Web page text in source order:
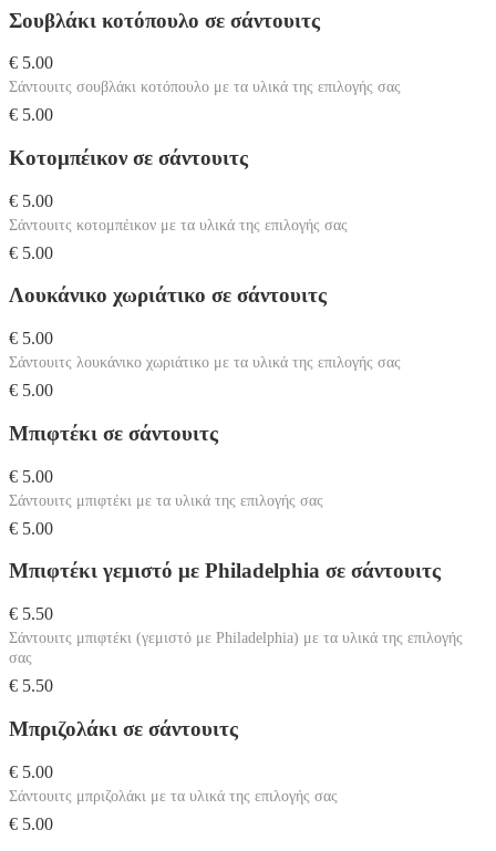
Σουβλάκι κοτόπουλο σε σάντουιτς
€ 5.00
Σάντουιτς σουβλάκι κοτόπουλο με τα υλικά της επιλογής σας
€ 5.00
Κοτομπέικον σε σάντουιτς
€ 5.00
Σάντουιτς κοτομπέικον με τα υλικά της επιλογής σας
€ 5.00
Λουκάνικο χωριάτικο σε σάντουιτς
€ 5.00
Σάντουιτς λουκάνικο χωριάτικο με τα υλικά της επιλογής σας
€ 5.00
Μπιφτέκι σε σάντουιτς
€ 5.00
Σάντουιτς μπιφτέκι με τα υλικά της επιλογής σας
€ 5.00
Μπιφτέκι γεμιστό με Philadelphia σε σάντουιτς
€ 5.50
Σάντουιτς μπιφτέκι (γεμιστό με Philadelphia) με τα υλικά της επιλογής
σας
€ 5.50
Μπριζολάκι σε σάντουιτς
€ 5.00
Σάντουιτς μπριζολάκι με τα υλικά της επιλογής σας
€ 5.00